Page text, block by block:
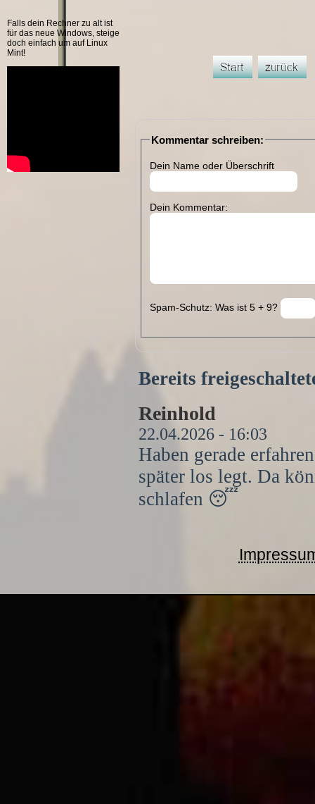
Falls dein Rechner zu alt ist
für das neue Windows, steige
doch einfach um auf Linux
Mint!
Kommentar schreiben:
Dein Name oder Überschrift
Dein Kommentar:
Spam-Schutz: Was ist 5 + 9?
Bereits
Reinhold
22.04.2026 - 16:03
Haben gerade
später los legt. Da
schlafen 😴